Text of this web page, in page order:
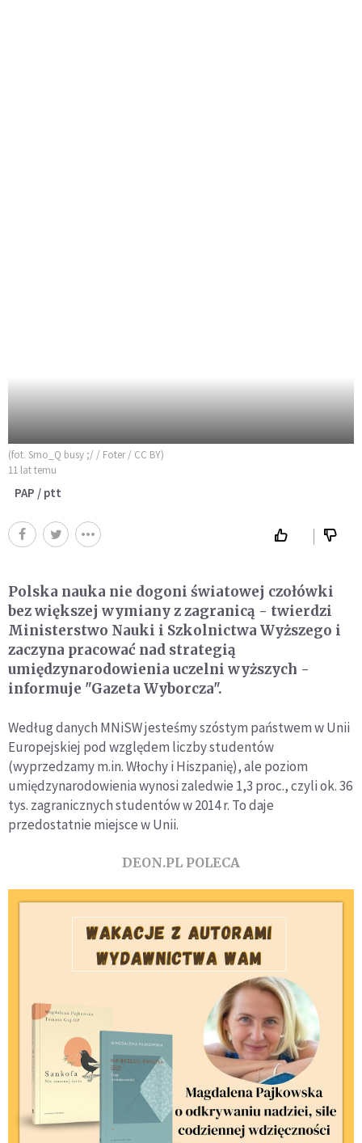
(fot. Smo_Q busy ;/ / Foter / CC BY)
11 lat temu
PAP / ptt
Polska nauka nie dogoni światowej czołówki
bez większej wymiany z zagranicą - twierdzi
Ministerstwo Nauki i Szkolnictwa Wyższego i
zaczyna pracować nad strategią
umiędzynarodowienia uczelni wyższych -
informuje "Gazeta Wyborcza".
Według danych MNiSW jesteśmy szóstym państwem w Unii
Europejskiej pod względem liczby studentów
(wyprzedzamy m.in. Włochy i Hiszpanię), ale poziom
umiędzynarodowienia wynosi zaledwie 1,3 proc., czyli ok. 36
tys. zagranicznych studentów w 2014 r. To daje
przedostatnie miejsce w Unii.
DEON.PL POLECA